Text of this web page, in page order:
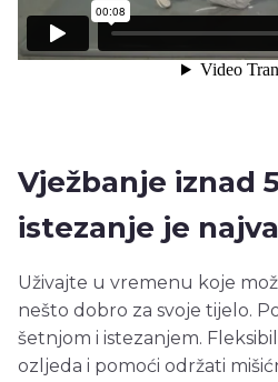
Vježbanje iznad
istezanje je
Uživajte u vremenu koje
nešto dobro za svoje tijelo.
šetnjom i istezanjem.
ozljeda i pomoći održati